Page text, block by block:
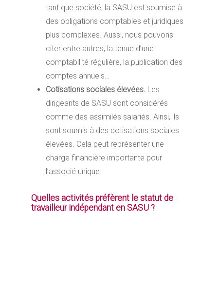
tant que société, la SASU est soumise à
des obligations comptables et juridiques
plus complexes. Aussi, nous pouvons
citer entre autres, la tenue d’une
comptabilité régulière, la publication des
comptes annuels…
Cotisations sociales élevées. Les
dirigeants de SASU sont considérés
comme des assimilés salariés. Ainsi, ils
sont soumis à des cotisations sociales
élevées. Cela peut représenter une
charge financière importante pour
l’associé unique.
Quelles activités préfèrent le statut de
travailleur indépendant en SASU ?